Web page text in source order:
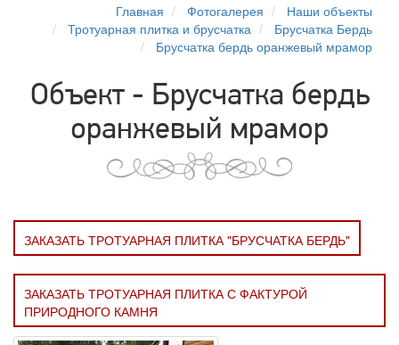
Главная
Фотогалерея
Наши объекты
Тротуарная плитка и брусчатка
Брусчатка Бердь
Брусчатка бердь оранжевый мрамор
Объект - Брусчатка бердь
оранжевый мрамор
ЗАКАЗАТЬ ТРОТУАРНАЯ ПЛИТКА "БРУСЧАТКА БЕРДЬ"
ЗАКАЗАТЬ ТРОТУАРНАЯ ПЛИТКА С ФАКТУРОЙ
ПРИРОДНОГО КАМНЯ